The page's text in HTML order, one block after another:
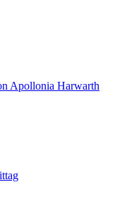
Apollonia Harwarth